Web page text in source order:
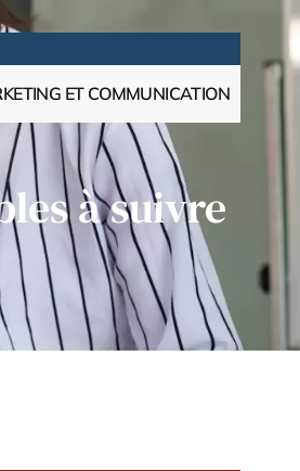
ET COMMUNICATION
à suivre